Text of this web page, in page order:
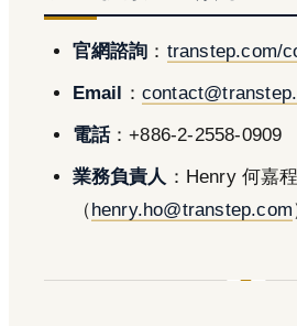
官網諮詢 ： transtep.com/
Email ：
電話：+886-2-2558-0909
業務負責人 ：Henry 何嘉程
（henry.ho@transtep.com